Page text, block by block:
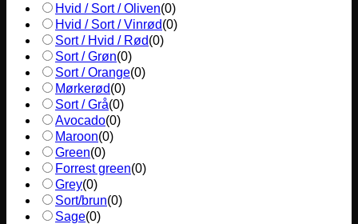
Hvid / Sort / Oliven(0)
Hvid / Sort / Vinrød(0)
Sort / Hvid / Rød(0)
Sort / Grøn(0)
Sort / Orange(0)
Mørkerød(0)
Sort / Grå(0)
Avocado(0)
Maroon(0)
Green(0)
Forrest green(0)
Grey(0)
Sort/brun(0)
Sage(0)